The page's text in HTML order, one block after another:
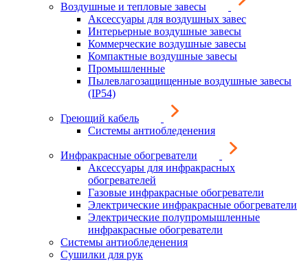
Воздушные и тепловые завесы
Аксессуары для воздушных завес
Интерьерные воздушные завесы
Коммерческие воздушные завесы
Компактные воздушные завесы
Промышленные
Пылевлагозащищенные воздушные завесы
(IP54)
Греющий кабель
Системы антиобледенения
Инфракрасные обогреватели
Аксессуары для инфракрасных
обогревателей
Газовые инфракрасные обогреватели
Электрические инфракрасные обогреватели
Электрические полупромышленные
инфракрасные обогреватели
Системы антиобледенения
Сушилки для рук